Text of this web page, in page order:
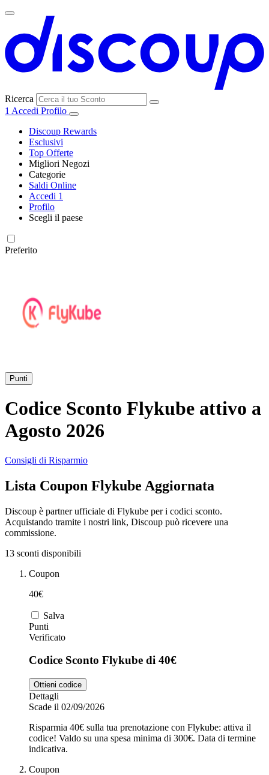
Ricerca
1 Accedi Profilo
Discoup Rewards
Esclusivi
Top Offerte
Migliori Negozi
SHEIN
eBay
Samsung
Fineco
Zooplus
Alpitour
Privé by
Zalando
Categorie
Elettronica e
Vacanze e
Hotel
Profumi
Trasporti
Auto e Moto
Farmacia
Scarpe
Saldi Online
Accedi 1
Profilo
Scegli il paese
Preferito
Punti
Codice Sconto Flykube attivo a
Agosto 2026
Consigli di Risparmio
Lista Coupon Flykube Aggiornata
Discoup è partner ufficiale di Flykube per i codici sconto.
Acquistando tramite i nostri link, Discoup può ricevere una
commissione.
13 sconti disponibili
Coupon
40€
Salva
Punti
Verificato
Codice Sconto Flykube di 40€
Ottieni codice
Dettagli
Scade il 02/09/2026
Risparmia 40€ sulla tua prenotazione con Flykube: attiva il
codice! Valdo su una spesa minima di 300€. Data di termine
indicativa.
Coupon